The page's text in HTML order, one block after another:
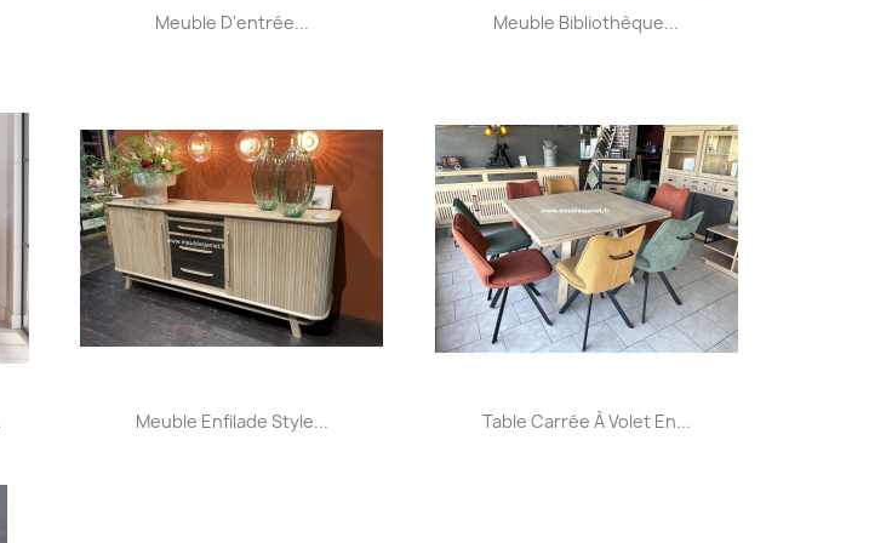
Aperçu rapide
Meuble D'entrée... Aperçu rapide
Meuble Bibliothèque...
Aperçu rapide
Meuble Enfilade Style... Aperçu rapide
Table Carrée À Volet En...